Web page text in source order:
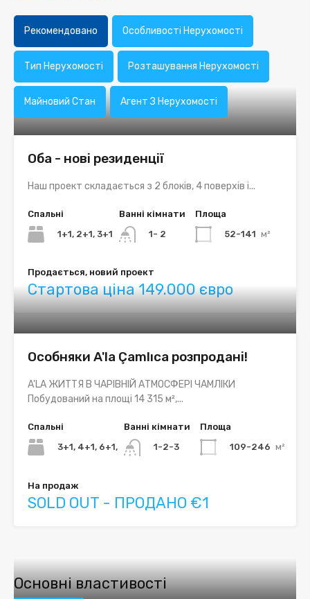
Рекомендовано Особливості Нерухомості
Тип Нерухомості Розташування Нерухомості
Майновий Стан Агент З Нерухомості
Оба - нові резиденції
Наш проект складається з 2 блоків, 4 поверхів і...
Спальні
1+1, 2+1, 3+1
Ванні кімнати
1- 2
Площа
52-141 м²
Продається, новий проект
Стартова ціна 149.000 євро
Особняки A'la Çamlıca розпродані!
A'LA ЖИТТЯ В ЧАРІВНІЙ АТМОСФЕРІ ЧАМЛІКИ
Побудований на площі 14 315 м²,...
Спальні
3+1, 4+1, 6+1,
Ванні кімнати
1-2-3
Площа
109-246 м²
На продаж
SOLD OUT - ПРОДАНО €1
Основні властивості